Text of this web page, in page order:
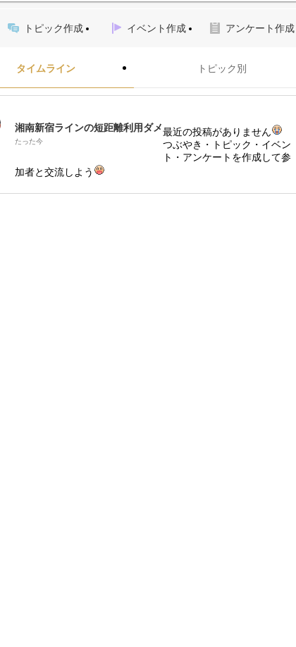
トピック作成 イベント作成 アンケート作成
タイムライン トピック別
湘南新宿ラインの短距離利用ダメ
たった今
最近の投稿がありません
つぶやき・トピック・イベン
ト・アンケートを作成して参
加者と交流しよう